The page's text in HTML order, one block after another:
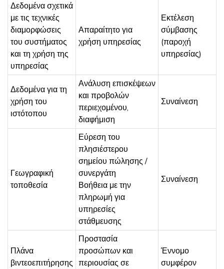
Δεδομένα σχετικά
με τις τεχνικές
διαμορφώσεις
του συστήματος
και τη χρήση της
υπηρεσίας
Απαραίτητο για
χρήση υπηρεσίας
Εκτέλεση
σύμβασης
(παροχή
υπηρεσίας)
Δεδομένα για τη
χρήση του
ιστότοπου
Ανάλυση επισκέψεων
και προβολών
περιεχομένου,
διαφήμιση
Συναίνεση
Γεωγραφική
τοποθεσία
Εύρεση του
πλησιέστερου
σημείου πώλησης /
συνεργάτη
Βοήθεια με την
πληρωμή για
υπηρεσίες
στάθμευσης
Συναίνεση
Πλάνα
βιντεοεπιτήρησης
Προστασία
προσώπων και
περιουσίας σε
Έννομο
συμφέρον